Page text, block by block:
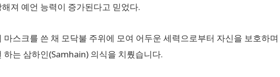
져 예언 능력이 증가된다고 믿었다.
마스크를 쓴 채 모닥불 주위에 모여 어두운 세력으로부터 자신을 보호하며
하는 삼하인(Samhain) 의식을 치뤘습니다.